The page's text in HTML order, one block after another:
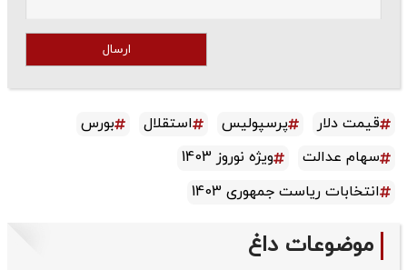
ارسال
قیمت دلار پرسپولیس استقلال
بورس
سهام عدالت
ویژه نوروز 1403
انتخابات ریاست جمهوری 1403
موضوعات داغ